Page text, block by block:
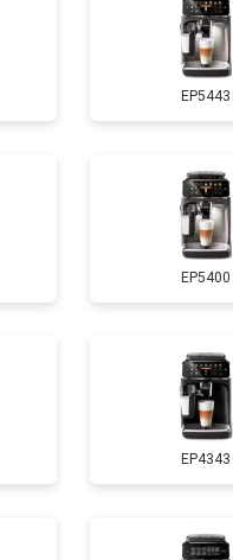
EP5443
EP5400
EP4343